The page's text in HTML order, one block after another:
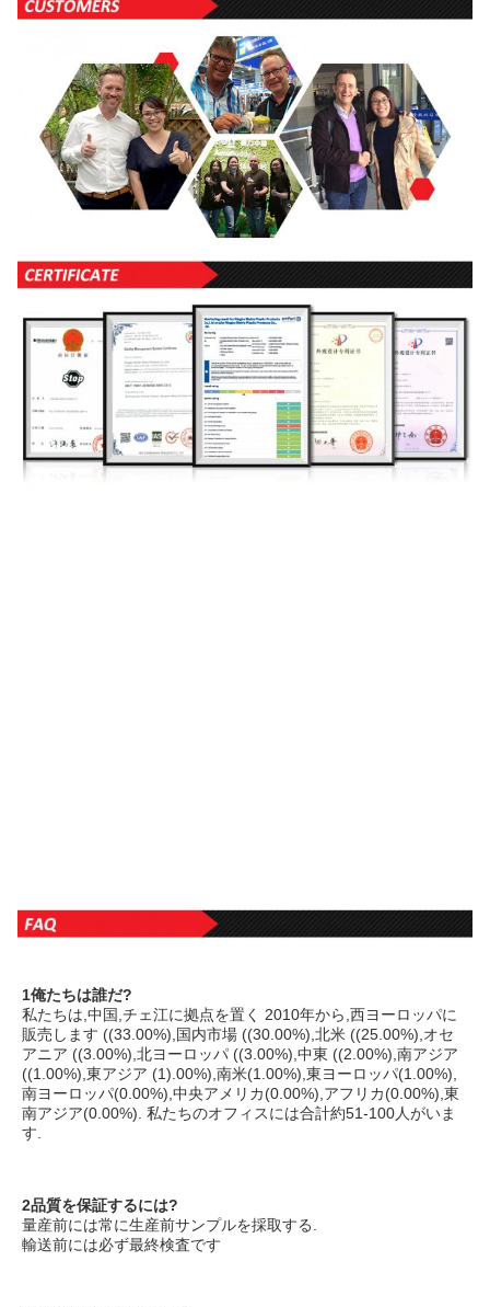
1俺たちは誰だ?
私たちは,中国,チェ江に拠点を置く 2010年から,西ヨーロッパに
販売します ((33.00%),国内市場 ((30.00%),北米 ((25.00%),オセ
アニア ((3.00%),北ヨーロッパ ((3.00%),中東 ((2.00%),南アジア
((1.00%),東アジア (1).00%),南米(1.00%),東ヨーロッパ(1.00%),
南ヨーロッパ(0.00%),中央アメリカ(0.00%),アフリカ(0.00%),東
南アジア(0.00%). 私たちのオフィスには合計約51-100人がいま
す.
2品質を保証するには?
量産前には常に生産前サンプルを採取する.
輸送前には必ず最終検査です